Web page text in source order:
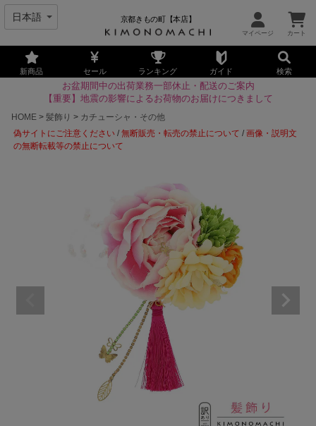
京都きもの町【本店】
新商品 セール ランキング ガイド 検索
お盆期間中の出荷業務一部休止・配送のご案内
【重要】地震の影響によるお荷物のお届けにつきまして
HOME
髪飾り
カチューシャ・その他
偽サイトにご注意ください /無断販売・転売の禁止について /画像・説明文
の無断転載等の禁止について